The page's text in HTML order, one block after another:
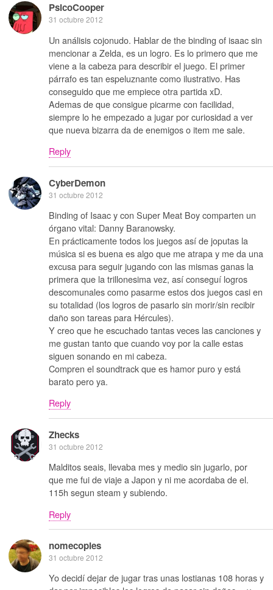
PsicoCooper
31 octubre 2012
Un análisis cojonudo. Hablar de the binding of isaac sin
mencionar a Zelda, es un logro. Es lo primero que me
viene a la cabeza para describir el juego. El primer
párrafo es tan espeluznante como ilustrativo. Has
conseguido que me empiece otra partida xD.
Ademas de que consigue picarme con facilidad,
siempre lo he empezado a jugar por curiosidad a ver
que nueva bizarra da de enemigos o item me sale.
Reply
CyberDemon
31 octubre 2012
Binding of Isaac y con Super Meat Boy comparten un
órgano vital: Danny Baranowsky.
En prácticamente todos los juegos así de joputas la
música si es buena es algo que me atrapa y me da una
excusa para seguir jugando con las mismas ganas la
primera que la trillonesima vez, así conseguí logros
descomunales como pasarme estos dos juegos casi en
su totalidad (los logros de pasarlo sin morir/sin recibir
daño son tareas para Hércules).
Y creo que he escuchado tantas veces las canciones y
me gustan tanto que cuando voy por la calle estas
siguen sonando en mi cabeza.
Compren el soundtrack que es hamor puro y está
barato pero ya.
Reply
Zhecks
31 octubre 2012
Malditos seais, llevaba mes y medio sin jugarlo, por
que me fui de viaje a Japon y ni me acordaba de el.
115h segun steam y subiendo.
Reply
nomecopies
31 octubre 2012
Yo decidí dejar de jugar tras unas lostianas 108 horas y